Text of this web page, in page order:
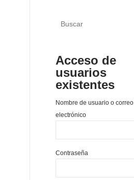
Acceso de
usuarios
existentes
Nombre de usuario o correo
electrónico
Contraseña